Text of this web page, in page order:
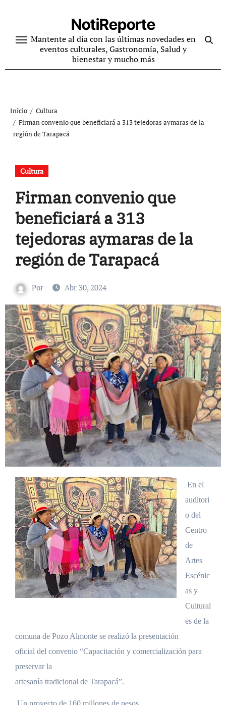
contenido
NotiReporte
Mantente al día con las últimas novedades en
eventos culturales, Gastronomía, Salud y
bienestar y mucho más
Inicio
Cultura
Firman convenio que beneficiará a 313 tejedoras aymaras de la
región de Tarapacá
Cultura
Firman convenio que
beneficiará a 313
tejedoras aymaras de la
región de Tarapacá
Por Abr 30, 2024
En el
auditori
o del
Centro
de
Artes
Escénic
as y
Cultural
es de la
comuna de Pozo Almonte se realizó la presentación
oficial del convenio “Capacitación y comercialización para
preservar la
artesanía tradicional de Tarapacá”.